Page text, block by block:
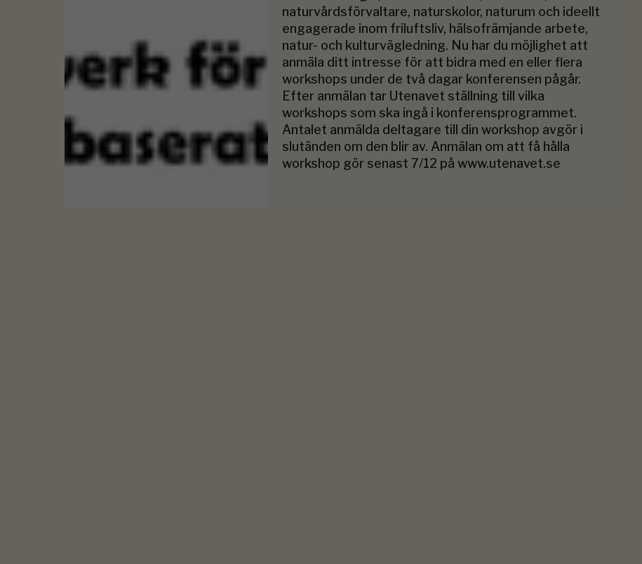
naturvårdsförvaltare, naturskolor, naturum och ideellt
engagerade inom friluftsliv, hälsofrämjande arbete,
natur- och kulturvägledning. Nu har du möjlighet att
anmäla ditt intresse för att bidra med en eller flera
workshops under de två dagar konferensen pågår.
Efter anmälan tar Utenavet ställning till vilka
workshops som ska ingå i konferensprogrammet.
Antalet anmälda deltagare till din workshop avgör i
slutänden om den blir av. Anmälan om att få hålla
workshop gör senast 7/12 på www.utenavet.se